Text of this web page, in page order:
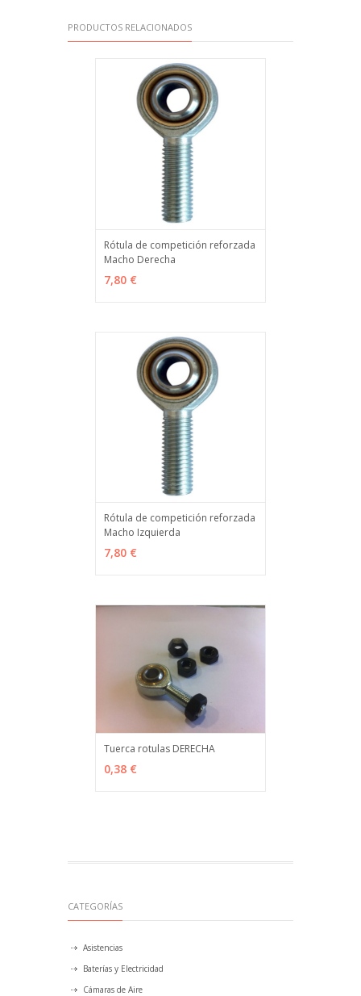
PRODUCTOS RELACIONADOS
VER OPCIONES
Rótula de competición reforzada
Macho Derecha
7,80 €
VER OPCIONES
Rótula de competición reforzada
Macho Izquierda
7,80 €
VER OPCIONES
Tuerca rotulas DERECHA
0,38 €
CATEGORÍAS
Asistencias
Baterías y Electricidad
Cámaras de Aire